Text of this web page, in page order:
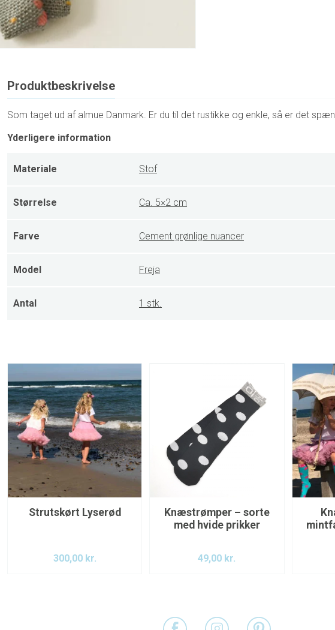
Produktbeskrivelse
Som taget ud af almue Danmark. Er du til det rustikke og enkle, så er det
Yderligere information
Materiale Stof
Størrelse Ca. 5×2 cm
Farve Cement grønlige nuancer
Model Freja
Antal 1 stk.
Strutskørt Lyserød
300,00 kr.
Knæstrømper – sorte
med hvide prikker
49,00 kr.